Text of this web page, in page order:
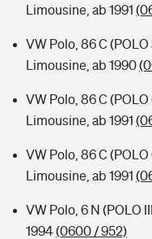
Limousine, ab 1991
VW Polo, 86 C (POLO
Limousine, ab 1990
VW Polo, 86 C (POLO
Limousine, ab 1991
VW Polo, 86 C
Limousine, ab 1991
VW Polo, 6 N (POLO
1994(0600 / 952)